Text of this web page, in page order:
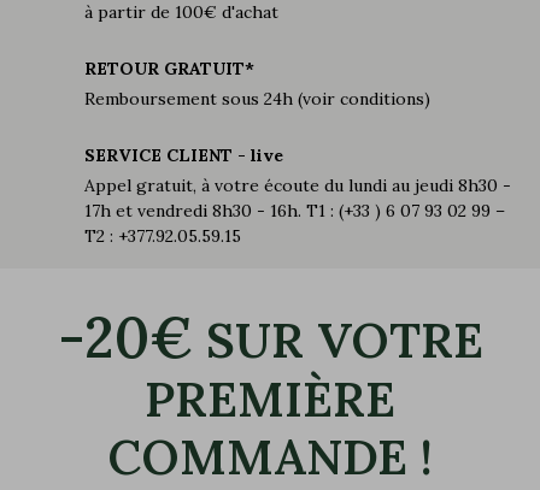
à partir de 100€ d'achat
RETOUR GRATUIT*
Remboursement sous 24h (voir conditions)
SERVICE CLIENT - live
Appel gratuit, à votre écoute du lundi au jeudi 8h30 -
17h et vendredi 8h30 - 16h. T1 : (+33 ) 6 07 93 02 99 –
T2 : +377.92.05.59.15
-20€ SUR VOTRE
PREMIÈRE
COMMANDE !